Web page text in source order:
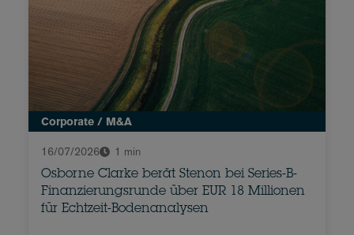
Corporate / M&A
16/07/2026
1 min
Osborne Clarke berät Stenon bei Series-B-
Finanzierungsrunde über EUR 18 Millionen
für Echtzeit-Bodenanalysen